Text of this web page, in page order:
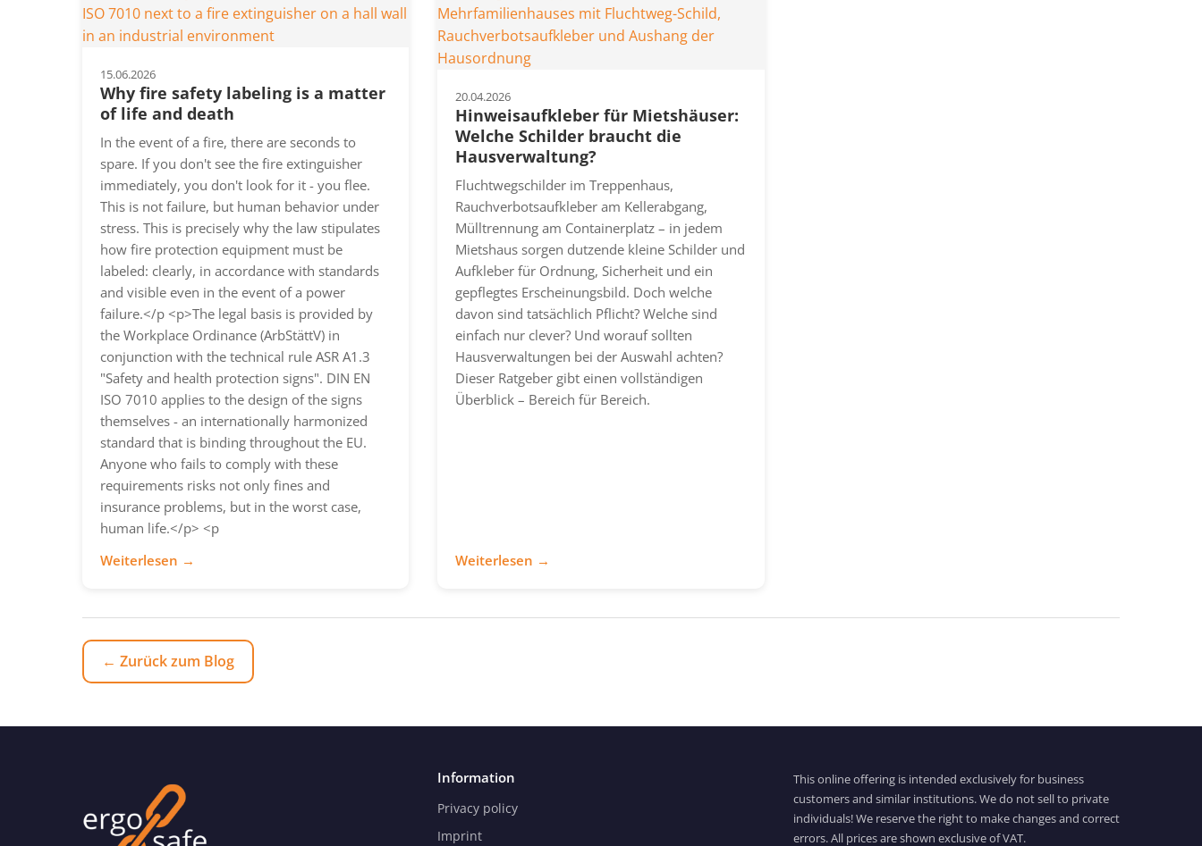
15.06.2026
Why fire safety labeling is a matter
of life and death
In the event of a fire, there are seconds to
spare. If you don't see the fire extinguisher
immediately, you don't look for it - you flee.
This is not failure, but human behavior under
stress. This is precisely why the law stipulates
how fire protection equipment must be
labeled: clearly, in accordance with standards
and visible even in the event of a power
failure.</p <p>The legal basis is provided by
the Workplace Ordinance (ArbStättV) in
conjunction with the technical rule ASR A1.3
"Safety and health protection signs". DIN EN
ISO 7010 applies to the design of the signs
themselves - an internationally harmonized
standard that is binding throughout the EU.
Anyone who fails to comply with these
requirements risks not only fines and
insurance problems, but in the worst case,
human life.</p> <p
Weiterlesen →
20.04.2026
Hinweisaufkleber für Mietshäuser:
Welche Schilder braucht die
Hausverwaltung?
Fluchtwegschilder im Treppenhaus,
Rauchverbotsaufkleber am Kellerabgang,
Mülltrennung am Containerplatz – in jedem
Mietshaus sorgen dutzende kleine Schilder und
Aufkleber für Ordnung, Sicherheit und ein
gepflegtes Erscheinungsbild. Doch welche
davon sind tatsächlich Pflicht? Welche sind
einfach nur clever? Und worauf sollten
Hausverwaltungen bei der Auswahl achten?
Dieser Ratgeber gibt einen vollständigen
Überblick – Bereich für Bereich.
Weiterlesen →
← Zurück zum Blog
Information
Privacy policy
Imprint
This online offering is intended exclusively for business
customers and similar institutions. We do not sell to private
individuals! We reserve the right to make changes and correct
errors. All prices are shown exclusive of VAT.